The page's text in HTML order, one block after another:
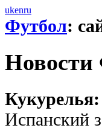
ukenru
Футбол:
Новости
Кукурелья:
Испанский